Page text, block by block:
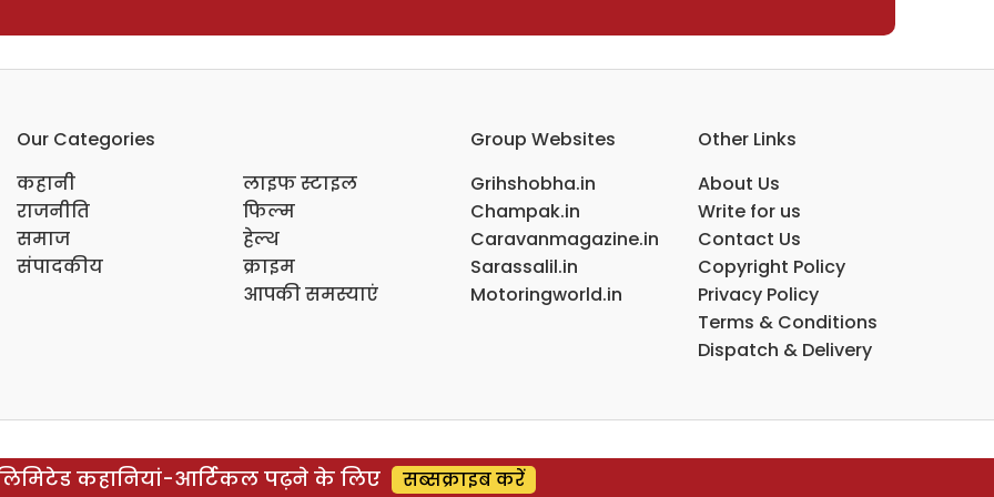
Our Categories
कहानी
राजनीति
समाज
संपादकीय
लाइफ स्टाइल
फिल्म
हेल्थ
क्राइम
आपकी समस्याएं
Group Websites
Grihshobha.in
Champak.in
Caravanmagazine.in
Sarassalil.in
Motoringworld.in
Other Links
About Us
Write for us
Contact Us
Copyright Policy
Privacy Policy
Terms & Conditions
Dispatch & Delivery
कहानियां-आर्टिकल पढ़ने के लिए सब्सक्राइब करें